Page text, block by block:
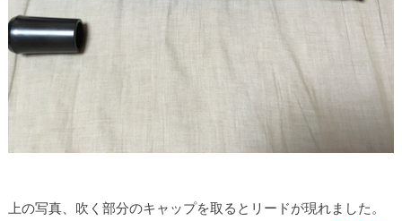
上の写真、吹く部分のキャップを取るとリードが現れました。